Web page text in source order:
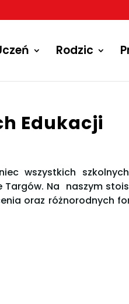
Rodzic
Edukacji
wszystkich
Targów. Na naszym
oraz różnorodnych